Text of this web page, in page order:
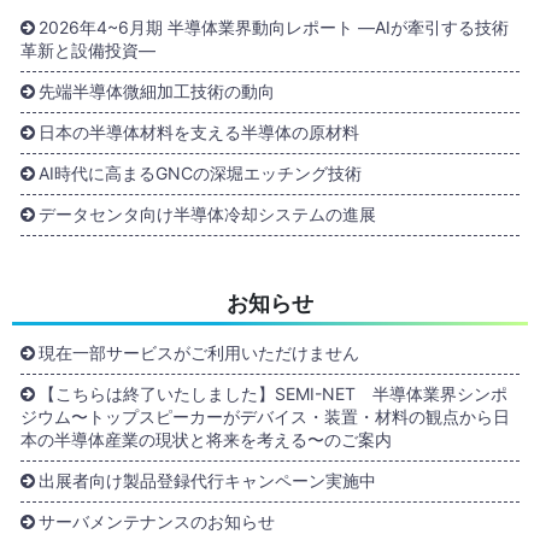
2026年4~6月期 半導体業界動向レポート ―AIが牽引する技術
革新と設備投資―
先端半導体微細加工技術の動向
日本の半導体材料を支える半導体の原材料
AI時代に高まるGNCの深堀エッチング技術
データセンタ向け半導体冷却システムの進展
お知らせ
現在一部サービスがご利用いただけません
【こちらは終了いたしました】SEMI-NET 半導体業界シンポ
ジウム〜トップスピーカーがデバイス・装置・材料の観点から日
本の半導体産業の現状と将来を考える〜のご案内
出展者向け製品登録代行キャンペーン実施中
サーバメンテナンスのお知らせ